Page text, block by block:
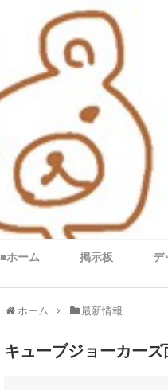
■ホーム 掲示板 デ
ホーム 最新情報
キューブジョーカーズ